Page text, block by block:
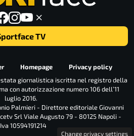
TV
Homepage
Privacy policy
giornalistica iscritta nel registro della
con autorizzazione numero 106 dell’11
luglio 2016.
Palmieri - Direttore editoriale Giovanni
Srl Viale Augusto 79 - 80125 Napoli -
10594191214
Change privacy settings